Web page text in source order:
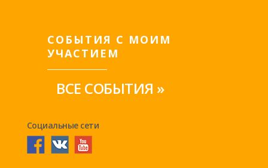
СОБЫТИЯ С МОИМ
УЧАСТИЕМ
ВСЕ СОБЫТИЯ »
Социальные сети